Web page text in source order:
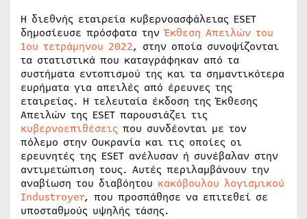
Η διεθνής εταιρεία κυβερνοασφάλειας ESET
δημοσίευσε πρόσφατα τηνΈκθεση Απειλών του
1ου τετράμηνου 2022, στην οποία συνοψίζονται
τα στατιστικά που καταγράφηκαν από τα
συστήματα εντοπισμού της και τα σημαντικότερα
ευρήματα για απειλές από έρευνες της
εταιρείας. Η τελευταία έκδοση της Έκθεσης
Απειλών της ESET παρουσιάζει τις
κυβερνοεπιθέσεις που συνδέονται με τον
πόλεμο στην Ουκρανία και τις οποίες οι
ερευνητές της ESET ανέλυσαν ή συνέβαλαν στην
αντιμετώπιση τους. Αυτές περιλαμβάνουν την
αναβίωση του διαβόητου κακόβουλου λογισμικού
Industroyer, που προσπάθησε να επιτεθεί σε
υποσταθμούς υψηλής τάσης.